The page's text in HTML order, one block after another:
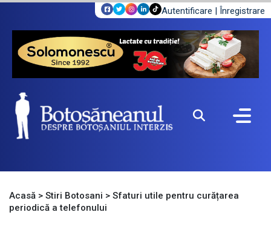
Autentificare | Înregistrare
Acasă > Stiri Botosani > Sfaturi utile pentru curățarea
periodică a telefonului